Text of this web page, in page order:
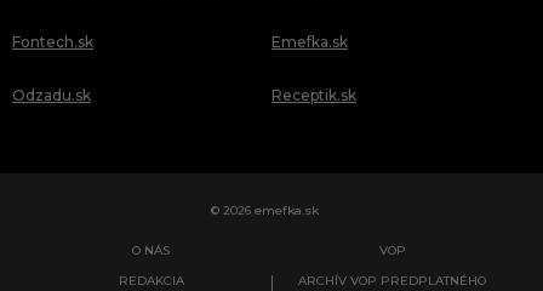
Fontech.sk
Odzadu.sk
Emefka.sk
Receptik.sk
© 2026 emefka.sk
O NÁS
REDAKCIA
VOP
ARCHÍV VOP PREDPLATNÉHO